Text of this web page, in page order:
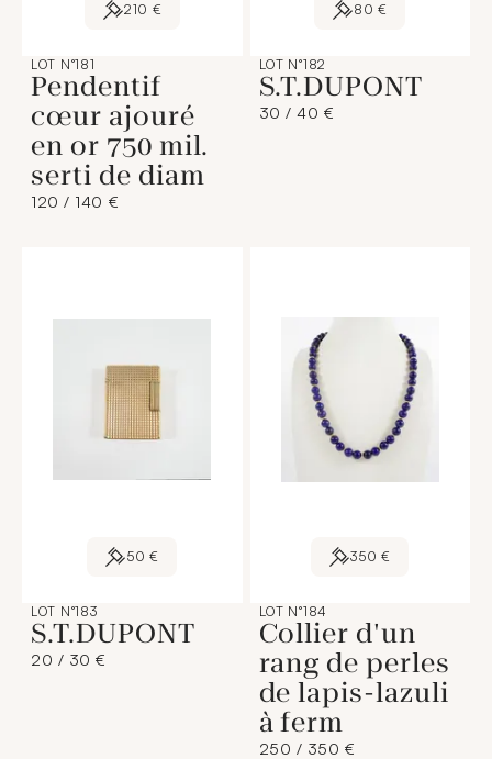
210 €
LOT N°181
Pendentif
cœur ajouré
en or 750 mil.
serti de diam
120 / 140 €
80 €
LOT N°182
S.T.DUPONT
30 / 40 €
50 €
LOT N°183
S.T.DUPONT
20 / 30 €
350 €
LOT N°184
Collier d'un
rang de perles
de lapis-lazuli
à ferm
250 / 350 €